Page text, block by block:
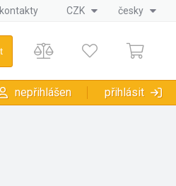
kontakty CZK česky
nepřihlášen přihlásit